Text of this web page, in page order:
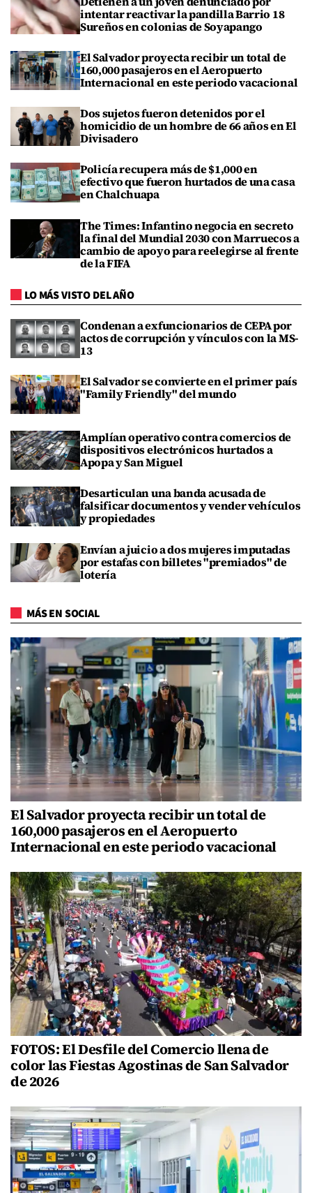
intentar reactivar la pandilla Barrio 18
Sureños en colonias de Soyapango
El Salvador proyecta recibir un total de
160,000 pasajeros en el Aeropuerto
Internacional en este periodo vacacional
Dos sujetos fueron detenidos por el
homicidio de un hombre de 66 años en El
Divisadero
Policía recupera más de $1,000 en
efectivo que fueron hurtados de una casa
en Chalchuapa
The Times: Infantino negocia en secreto
la final del Mundial 2030 con Marruecos a
cambio de apoyo para reelegirse al frente
de la FIFA
LO MÁS VISTO DEL AÑO
Condenan a exfuncionarios de CEPA por
actos de corrupción y vínculos con la MS-
13
El Salvador se convierte en el primer país
"Family Friendly" del mundo
Amplían operativo contra comercios de
dispositivos electrónicos hurtados a
Apopa y San Miguel
Desarticulan una banda acusada de
falsificar documentos y vender vehículos
y propiedades
Envían a juicio a dos mujeres imputadas
por estafas con billetes "premiados" de
lotería
MÁS EN SOCIAL
El Salvador proyecta recibir un total de
160,000 pasajeros en el Aeropuerto
Internacional en este periodo vacacional
FOTOS: El Desfile del Comercio llena de
color las Fiestas Agostinas de San Salvador
de 2026